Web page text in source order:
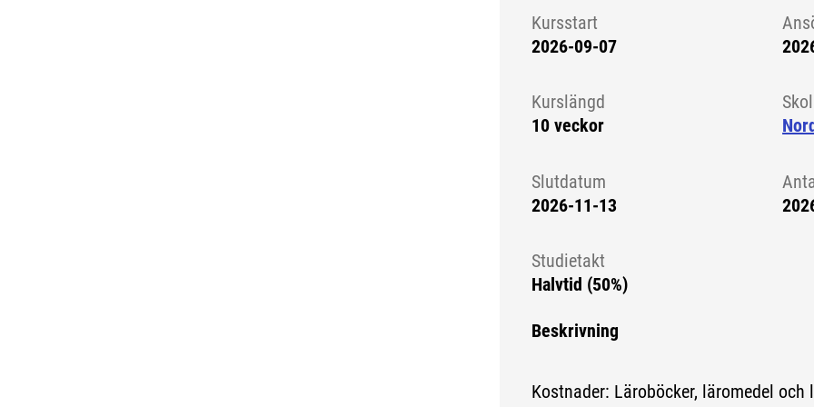
Kursstart
2026-09-07
Kurslängd
10 veckor
Slutdatum
2026-11-13
Studietakt
Halvtid (50%)
Beskrivning
Kostnader: Läroböcker, läromedel